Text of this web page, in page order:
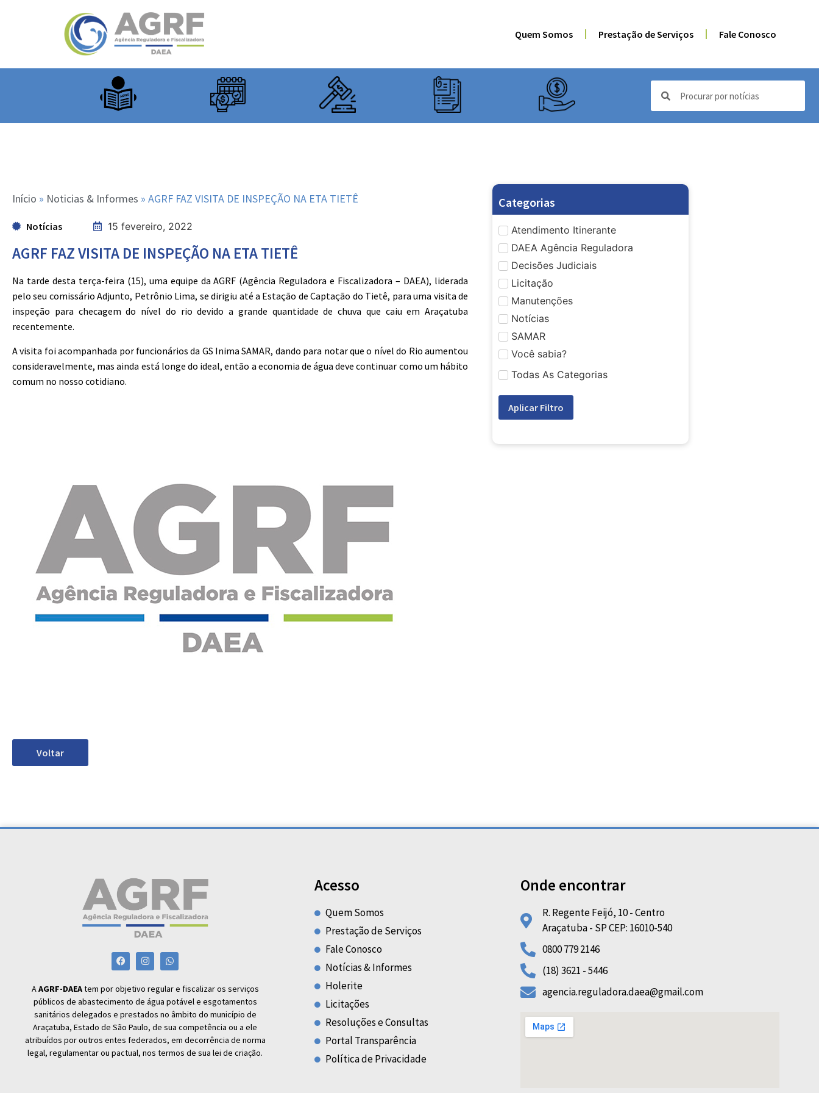
Quem Somos Prestação de Serviços Fale Conosco
Início » Noticias & Informes » AGRF FAZ VISITA DE INSPEÇÃO NA ETA TIETÊ
Notícias 15 fevereiro, 2022
AGRF FAZ VISITA DE INSPEÇÃO NA ETA TIETÊ
Na tarde desta terça-feira (15), uma equipe da AGRF (Agência Reguladora e Fiscalizadora – DAEA), liderada
pelo seu comissário Adjunto, Petrônio Lima, se dirigiu até a Estação de Captação do Tietê, para uma visita de
inspeção para checagem do nível do rio devido a grande quantidade de chuva que caiu em Araçatuba
recentemente.
A visita foi acompanhada por funcionários da GS Inima SAMAR, dando para notar que o nível do Rio aumentou
consideravelmente, mas ainda está longe do ideal, então a economia de água deve continuar como um hábito
comum no nosso cotidiano.
Voltar
Categorias
Atendimento Itinerante
DAEA Agência Reguladora
Decisões Judiciais
Licitação
Manutenções
Notícias
SAMAR
Você sabia?
Todas As Categorias
Aplicar Filtro
AAGRF-DAEAtem por objetivo regular e fiscalizar os serviços
públicos de abastecimento de água potável e esgotamentos
sanitários delegados e prestados no âmbito do município de
Araçatuba, Estado de São Paulo, de sua competência ou a ele
atribuídos por outros entes federados, em decorrência de norma
legal, regulamentar ou pactual, nos termos de sua lei de criação.
Acesso
Quem Somos
Prestação de Serviços
Fale Conosco
Notícias & Informes
Holerite
Licitações
Resoluções e Consultas
Portal Transparência
Política de Privacidade
Onde encontrar
R. Regente Feijó, 10 - Centro
Araçatuba - SP CEP: 16010-540
0800 779 2146
(18) 3621 - 5446
agencia.reguladora.daea@gmail.com